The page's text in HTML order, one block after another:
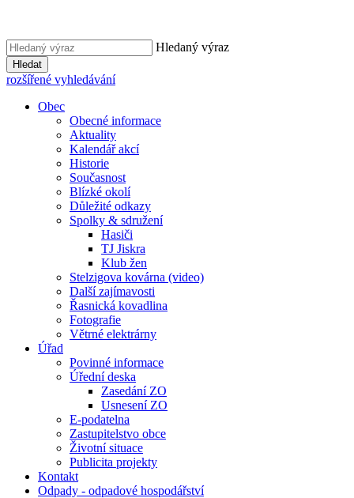
Hledaný výraz
Hledat
rozšířené vyhledávání
Obec
Obecné informace
Aktuality
Kalendář akcí
Historie
Současnost
Blízké okolí
Důležité odkazy
Spolky & sdružení
Hasiči
TJ Jiskra
Klub žen
Stelzigova kovárna (video)
Další zajímavosti
Řasnická kovadlina
Fotografie
Větrné elektrárny
Úřad
Povinné informace
Úřední deska
Zasedání ZO
Usnesení ZO
E-podatelna
Zastupitelstvo obce
Životní situace
Publicita projekty
Kontakt
Odpady - odpadové hospodářství